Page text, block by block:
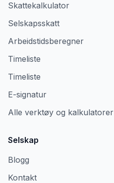
Skattekalkulator
Selskapsskatt
Arbeidstidsberegner
Timeliste
Timeliste
E-signatur
Alle verktøy og kalkulatorer
Selskap
Blogg
Kontakt